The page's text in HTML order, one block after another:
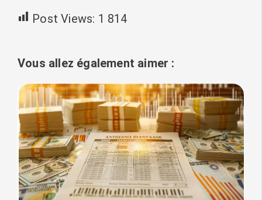
Post Views: 1 814
Vous allez également aimer :